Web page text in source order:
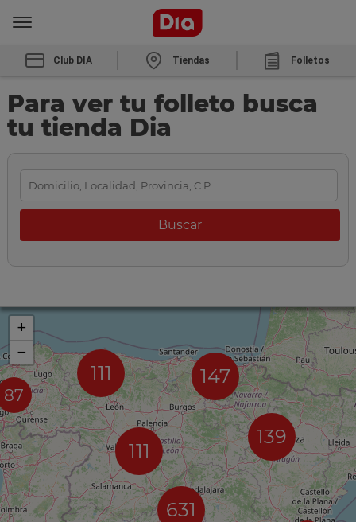
Club DIA Tiendas Folletos
Para ver tu folleto busca
tu tienda Dia
87
111 147
111
631
139
+
−